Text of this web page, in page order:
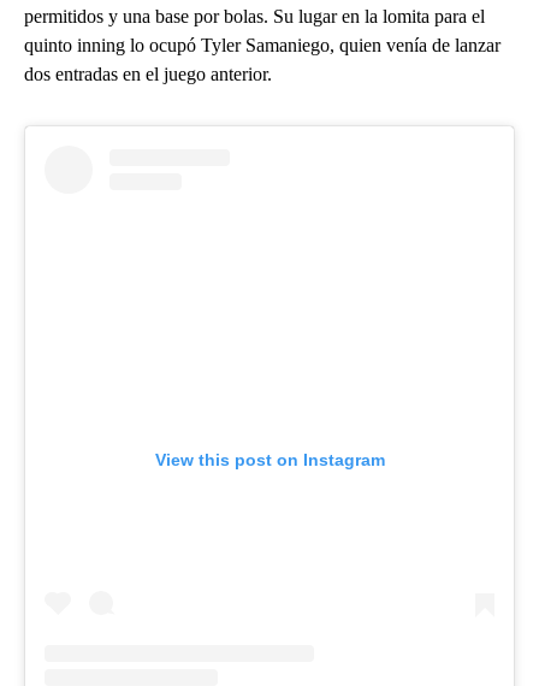
permitidos y una base por bolas. Su lugar en la lomita para el
quinto inning lo ocupó Tyler Samaniego, quien venía de lanzar
dos entradas en el juego anterior.
View this post on Instagram